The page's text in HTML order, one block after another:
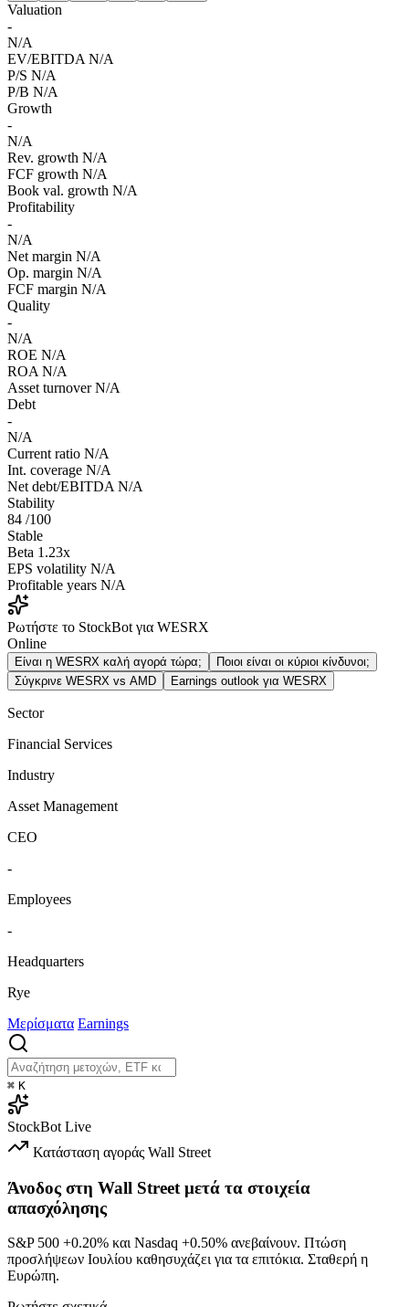
Valuation
-
N/A
EV/EBITDA N/A
P/S N/A
P/B N/A
Growth
-
N/A
Rev. growth N/A
FCF growth N/A
Book val. growth N/A
Profitability
-
N/A
Net margin N/A
Op. margin N/A
FCF margin N/A
Quality
-
N/A
ROE N/A
ROA N/A
Asset turnover N/A
Debt
-
N/A
Current ratio N/A
Int. coverage N/A
Net debt/EBITDA N/A
Stability
84 /100
Stable
Beta 1.23x
EPS volatility N/A
Profitable years N/A
Ρωτήστε το StockBot για WESRX
Online
Είναι η WESRX καλή αγορά τώρα;
Ποιοι είναι οι κύριοι κίνδυνοι;
Σύγκρινε WESRX vs AMD
Earnings outlook για WESRX
Sector
Financial Services
Industry
Asset Management
CEO
-
Employees
-
Headquarters
Rye
Μερίσματα Earnings
⌘ K
StockBot Live
Κατάσταση αγοράς Wall Street
Άνοδος στη Wall Street μετά τα στοιχεία
απασχόλησης
S&P 500 +0.20% και Nasdaq +0.50% ανεβαίνουν. Πτώση
προσλήψεων Ιουλίου καθησυχάζει για τα επιτόκια. Σταθερή η
Ευρώπη.